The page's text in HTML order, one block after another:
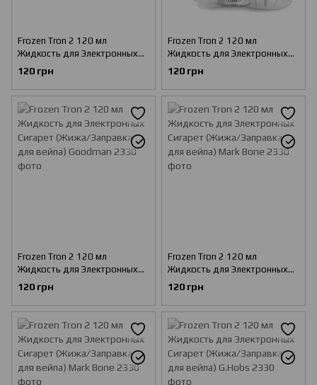
Frozen Tron 2 120 мл
Жидкость для Электронных
Сигарет (Жижа/Заправка для
вейпа) Dizaster
120 грн
Frozen Tron 2 120 мл
Жидкость для Электронных
Сигарет (Жижа/Заправка для
вейпа) Goodman
120 грн
Frozen Tron 2 120 мл
Жидкость для Электронных
Сигарет (Жижа/Заправка для
вейпа) Goodman
120 грн
Frozen Tron 2 120 мл
Жидкость для Электронных
Сигарет (Жижа/Заправка для
вейпа) Mark Bone
120 грн